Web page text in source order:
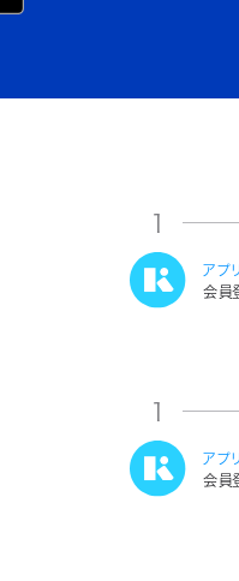
1
アプ
会員
1
アプ
会員